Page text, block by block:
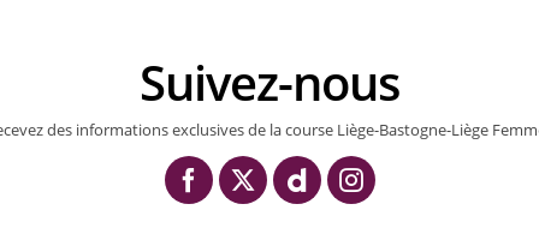
Suivez-nous
des informations exclusives de la course Liège-Bastogne-Liège